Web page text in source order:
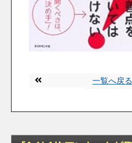
一覧へ戻る